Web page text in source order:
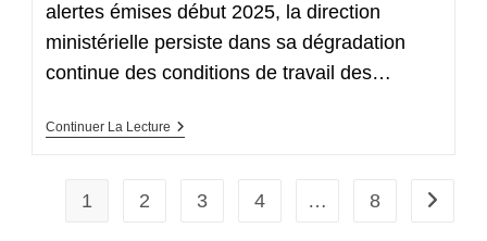
alertes émises début 2025, la direction
ministérielle persiste dans sa dégradation
continue des conditions de travail des…
Continuer La Lecture Poursuite
Informatiques
1 2 3 4 … 8 Aller à